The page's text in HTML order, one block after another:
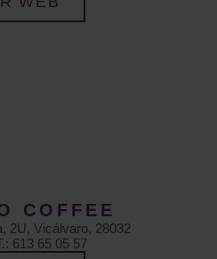
COFFEE
2U, Vicálvaro, 28032
613 65 05 57